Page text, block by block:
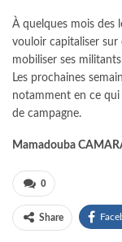
À quelques mois des
vouloir capitaliser
mobiliser ses
Les prochaines
notamment en ce
de campagne.
Mamadouba
0
Share